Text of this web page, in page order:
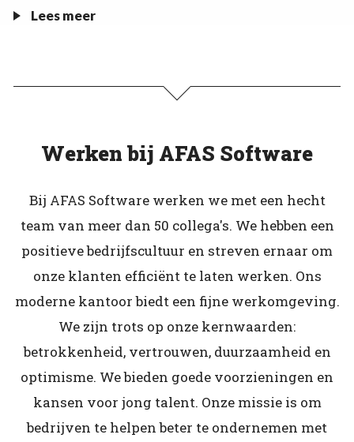
Lees meer
Werken bij AFAS Software
Bij AFAS Software werken we met een hecht
team van meer dan 50 collega's. We hebben een
positieve bedrijfscultuur en streven ernaar om
onze klanten efficiënt te laten werken. Ons
moderne kantoor biedt een fijne werkomgeving.
We zijn trots op onze kernwaarden:
betrokkenheid, vertrouwen, duurzaamheid en
optimisme. We bieden goede voorzieningen en
kansen voor jong talent. Onze missie is om
bedrijven te helpen beter te ondernemen met